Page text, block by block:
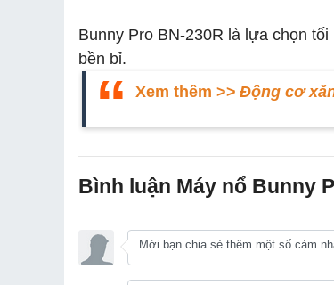
Bunny Pro BN-230R là lựa chọn
bền bỉ.
Xem thêm >> Động cơ
Bình luận Máy nổ Bunny